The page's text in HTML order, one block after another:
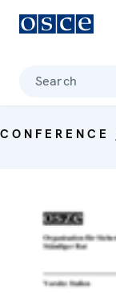
Search